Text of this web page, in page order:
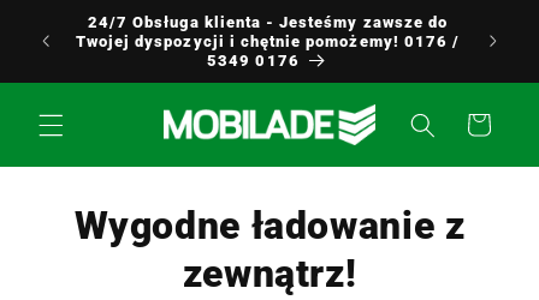
treści
24/7 Obsługa klienta - Jesteśmy zawsze do
Twojej dyspozycji i chętnie pomożemy! 0176 /
5349 0176
Koszyk
Wygodne ładowanie z
zewnątrz!